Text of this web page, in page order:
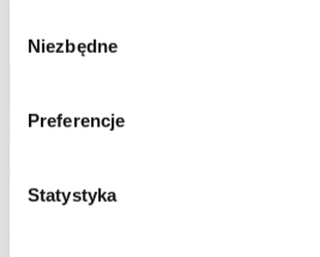
zgody
Niezbędne
Preferencje
Statystyka